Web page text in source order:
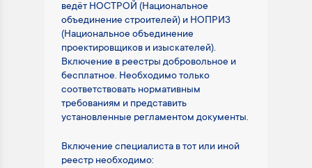
ведёт НОСТРОЙ (Национальное
объединение строителей) и НОПРИЗ
(Национальное объединение
проектировщиков и изыскателей).
Включение в реестры добровольное и
бесплатное. Необходимо только
соответствовать нормативным
требованиям и представить
установленные регламентом документы.
Включение специалиста в тот или иной
реестр необходимо: